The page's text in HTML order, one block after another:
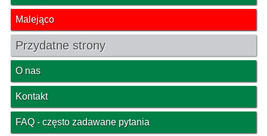
Malejąco
Przydatne strony
O nas
Kontakt
FAQ - często zadawane pytania